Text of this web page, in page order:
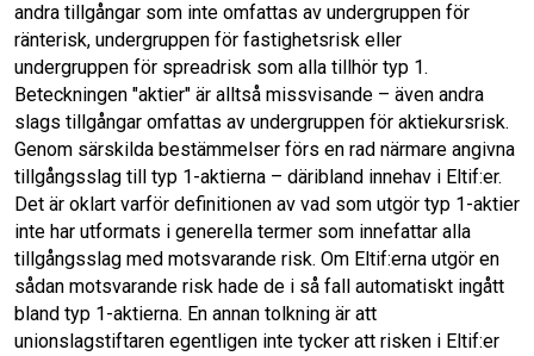
andra tillgångar som inte omfattas av undergruppen för
ränterisk, undergruppen för fastighetsrisk eller
undergruppen för spreadrisk som alla tillhör typ 1.
Beteckningen "aktier" är alltså missvisande – även andra
slags tillgångar omfattas av undergruppen för aktiekursrisk.
Genom särskilda bestämmelser förs en rad närmare angivna
tillgångsslag till typ 1-aktierna – däribland innehav i Eltif:er.
Det är oklart varför definitionen av vad som utgör typ 1-aktier
inte har utformats i generella termer som innefattar alla
tillgångsslag med motsvarande risk. Om Eltif:erna utgör en
sådan motsvarande risk hade de i så fall automatiskt ingått
bland typ 1-aktierna. En annan tolkning är att
unionslagstiftaren egentligen inte tycker att risken i Eltif:er